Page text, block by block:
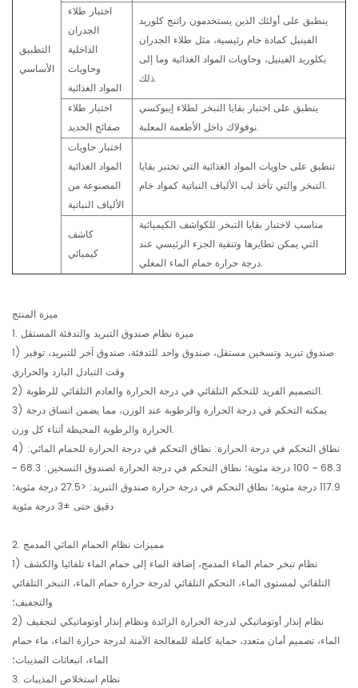
التطبيق
الأساسي
اختبار طلاء
الجدران
الداخلية
وحاويات
المواد الغذائية
ينطبق على أولئك الذين يستخدمون راتنج كلوريد
الفينيل كمادة خام رئيسية، مثل طلاء الجدران
بكلوريد الفينيل، وحاويات المواد الغذائية وما إلى
ذلك.
اختبار طلاء
صفائح الحديد
ينطبق على اختبار بقايا التبخر لطلاء إيبوكسي
نوفولاك داخل الأطعمة المعلبة.
اختبار حاويات
المواد الغذائية
المصنوعة من
الألياف النباتية
تنطبق على حاويات المواد الغذائية التي تختبر بقايا
التبخر والتي تأخذ لب الألياف النباتية كمواد خام.
كاشف
كيميائي
مناسب لاختبار بقايا التبخر للكواشف الكيميائية
التي يمكن تطايرها وتنقية الجزء الرئيسي عند
درجة حرارة حمام الماء المغلي.
ميزة المنتج
1. ميزة نظام صندوق التبريد والتدفئة المستقل
1) صندوق تبريد وتسخين مستقل، صندوق واحد للتدفئة، صندوق آخر للتبريد، توفير
وقت التبادل البارد والحراري
2) التصميم الفريد للتحكم التلقائي في درجة الحرارة والعادم التلقائي للرطوبة.
3) يمكنه التحكم في درجة الحرارة والرطوبة عند الوزن، مما يضمن اتساق درجة
الحرارة والرطوبة المحيطة أثناء كل وزن.
4) نطاق التحكم في درجة الحرارة: نطاق التحكم في درجة الحرارة للحمام المائي:
68.3 ~ 100 درجة مئوية؛ نطاق التحكم في درجة الحرارة لصندوق التسخين: 68.3 ~
117.9 درجة مئوية؛ نطاق التحكم في درجة حرارة صندوق التبريد: <27.5 درجة مئوية؛
دقيق حتى ±3 درجة مئوية
2. مميزات نظام الحمام المائي المدمج
1) نظام تبخر حمام الماء المدمج، إضافة الماء إلى حمام الماء تلقائيا والكشف
التلقائي لمستوى الماء، التحكم التلقائي لدرجة حرارة حمام الماء، التبخر التلقائي
والتجفيف؛
2) نظام إنذار أوتوماتيكي لدرجة الحرارة الزائدة ونظام إنذار أوتوماتيكي لتجفيف
الماء، تصميم أمان متعدد، حماية كاملة للمعالجة الآمنة لدرجة حرارة الماء، ماء حمام
الماء، انبعاثات المذيبات؛
3. نظام استخلاص المذيبات